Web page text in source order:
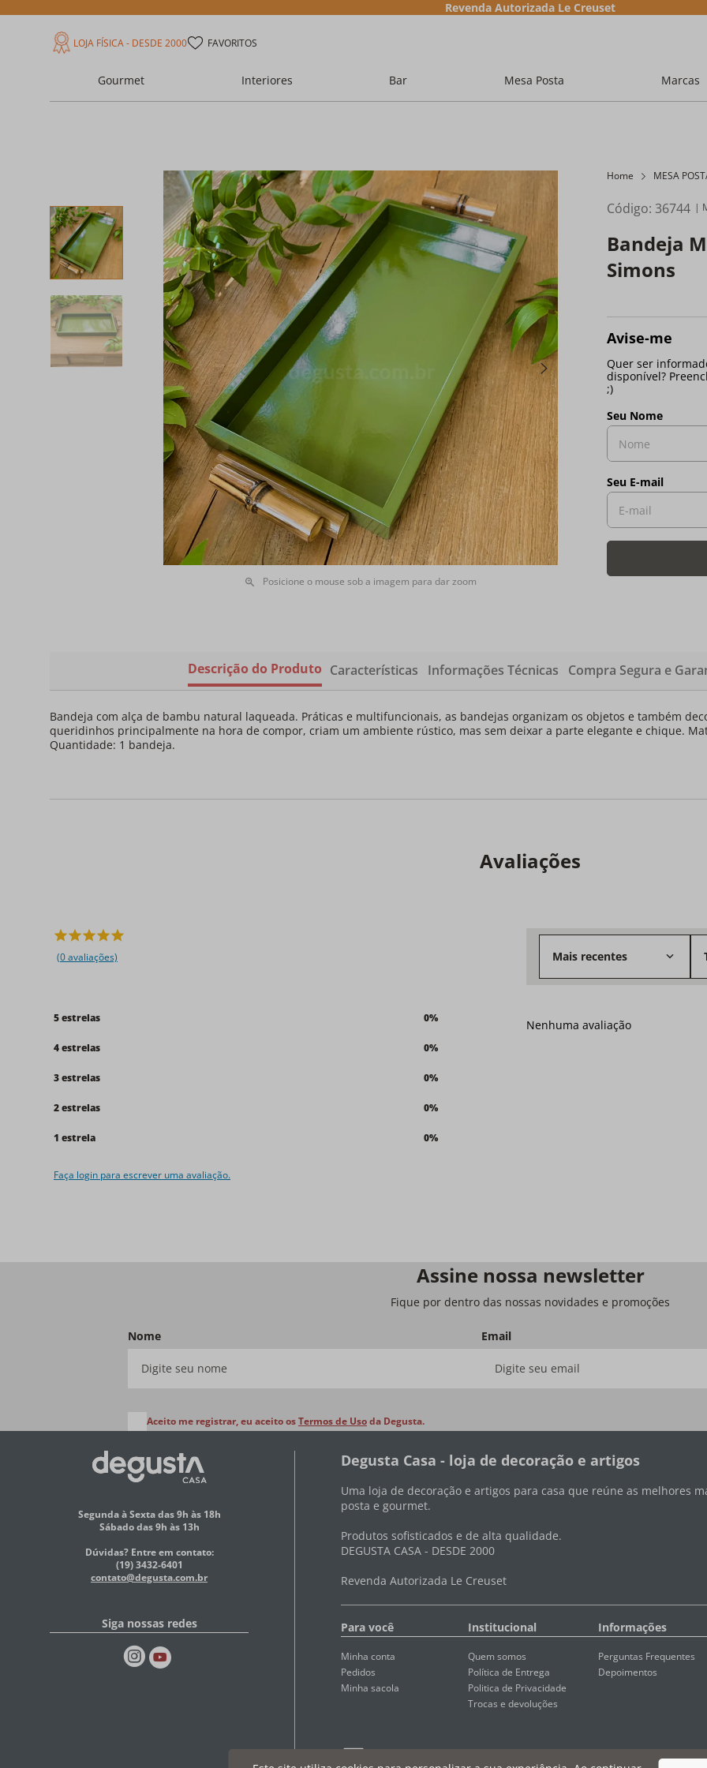
Revenda Autorizada Le Creuset
LOJA FÍSICA - DESDE 2000 FAVORITOS
Gourmet Interiores Bar Mesa Posta Marcas
Posicione o mouse sob a imagem para dar zoom
Home MESA
Código:36744
Bandeja
Simons
Descrição do Produto Características Informações Técnicas Compra Segura e
Bandeja com alça de bambu natural laqueada. Práticas e multifuncionais, as bandejas organizam os objetos e também
queridinhos principalmente na hora de compor, criam um ambiente rústico, mas sem deixar a parte elegante e chique.
Quantidade: 1 bandeja.
Avaliações
(0 avaliações)
5 estrelas 0%
4 estrelas 0%
3 estrelas 0%
2 estrelas 0%
1 estrela 0%
Faça login para escrever uma avaliação.
Mais recentes
Nenhuma avaliação
Assine nossa newsletter
Fique por dentro das nossas novidades e promoções
Nome Email
Aceito me registrar, eu aceito osTermos de Usoda Degusta.
Segunda à Sexta das 9h às 18h
Sábado das 9h às 13h
Dúvidas? Entre em contato:
(19) 3432-6401
contato@degusta.com.br
Siga nossas redes
Degusta Casa - loja de decoração e artigos
Uma loja de decoração e artigos para casa que reúne as melhores
posta e gourmet.
Produtos sofisticados e de alta qualidade.
DEGUSTA CASA - DESDE 2000
Revenda Autorizada Le Creuset
Para você
Minha conta
Pedidos
Minha sacola
Institucional
Quem somos
Política de Entrega
Politica de Privacidade
Trocas e devoluções
Informações
Perguntas Frequentes
Depoimentos